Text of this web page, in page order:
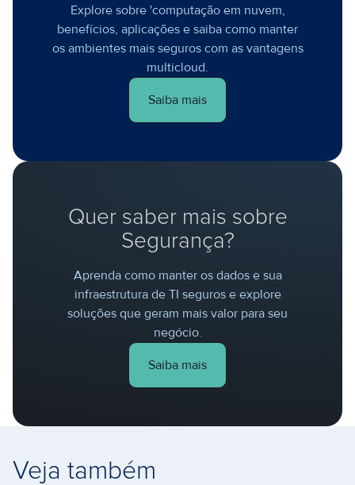
Explore sobre 'computação em nuvem,
benefícios, aplicações e saiba como manter
os ambientes mais seguros com as vantagens
multicloud.
Saiba mais
Quer saber mais sobre
Segurança?
Aprenda como manter os dados e sua
infraestrutura de TI seguros e explore
soluções que geram mais valor para seu
negócio.
Saiba mais
Veja também